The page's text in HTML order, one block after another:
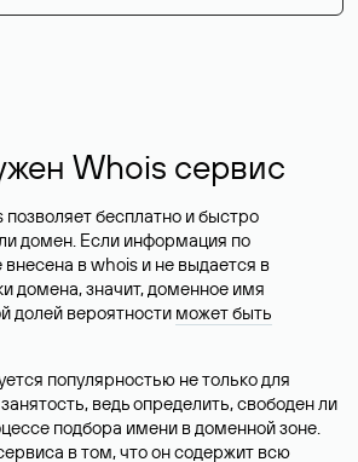
Whois сервис
бесплатно и быстро
домен. Если информация по
в whois и не выдается в
домена, значит, доменное имя
долей вероятности может быть
популярностью не только для
ведь определить, свободен ли
подбора имени в доменной зоне.
в том, что он содержит всю